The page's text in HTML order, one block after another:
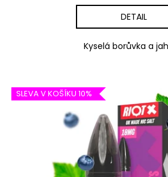
DETAIL
Kyselá borůvka a
SLEVA V KOŠÍKU 10%